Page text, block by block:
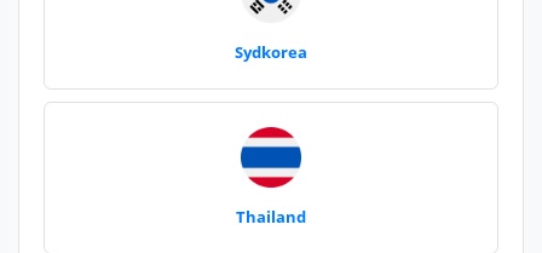
Sydkorea
Thailand